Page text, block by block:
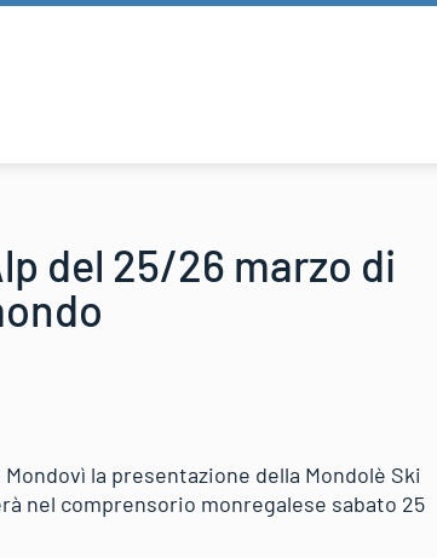
del 25/26 marzo di
la presentazione della Mondolè Ski
nel comprensorio monregalese sabato 25